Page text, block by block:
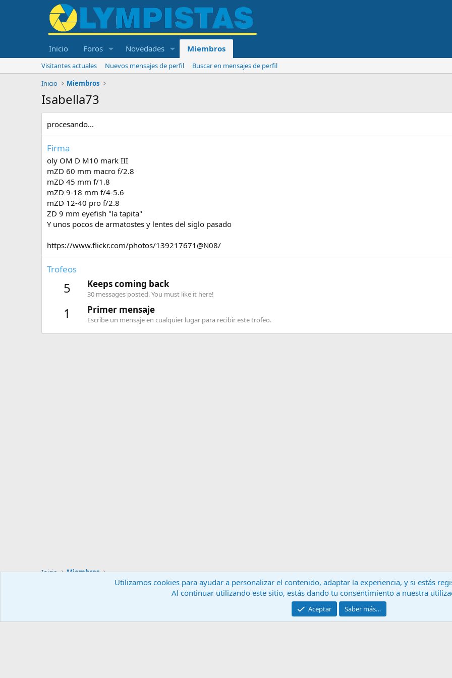
Inicio Foros Novedades Miembros
Visitantes actuales Nuevos mensajes de perfil
Buscar en mensajes de perfil
Inicio
Miembros
Isabella73
procesando...
Firma
oly OM D M10 mark III
mZD 60 mm macro f/2.8
mZD 45 mm f/1.8
mZD 9-18 mm f/4-5.6
mZD 12-40 pro f/2.8
ZD 9 mm eyefish "la tapita"
Y unos pocos de armatostes y lentes del siglo pasado
https://www.flickr.com/photos/139217671@N08/
Trofeos
5 Keeps coming back
30 messages posted. You must like it here!
1 Primer mensaje
Escribe un mensaje en cualquier lugar para recibir este trofeo.
Inicio Miembros
Contáctanos
Community platform by XenForo® © 2010-2024 XenForo Ltd.
Utilizamos cookies para ayudar a personalizar el contenido, adaptar la experiencia, y si estás
Al continuar utilizando este sitio, estás dando tu consentimiento a nuestra
Aceptar Saber más…